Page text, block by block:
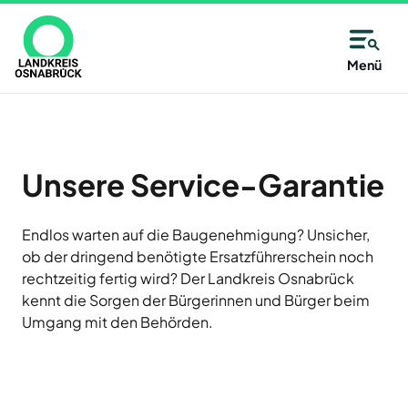
zum
Inhalt
Menü
Unsere Service-Garantie
Endlos warten auf die Baugenehmigung? Unsicher,
ob der dringend benötigte Ersatzführerschein noch
rechtzeitig fertig wird? Der Landkreis Osnabrück
kennt die Sorgen der Bürgerinnen und Bürger beim
Umgang mit den Behörden.
Unsere
AWIGO
Abfallwirtschaft
Baugenossenschaft
Landkreis
Osnabrück
eG
Deula
Immer
–
alle
14
Tage
neu
Jetzt
Allgemeine
Kontaktinformationen
Osnabrück
Zutritt
nur
mit
Kreisangehörige
Kommunen
auf
Karte
oder
aus
der
Liste